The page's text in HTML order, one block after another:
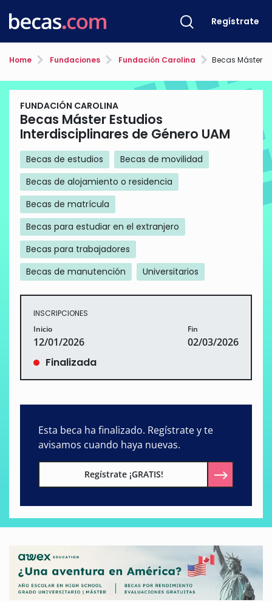
Regístrate
Home Fundaciones Fundación Carolina Becas Máster Estudios
FUNDACIÓN CAROLINA
Becas Máster Estudios
Interdisciplinares de Género UAM
Becas de estudios
Becas de movilidad
Becas de alojamiento o residencia
Becas de matrícula
Becas para estudiar en el extranjero
Becas para trabajadores
Becas de manutención
Universitarios
INSCRIPCIONES
Inicio
12/01/2026
Fin
02/03/2026
Finalizada
Esta beca ha finalizado. Regístrate y te
avisamos cuando haya nuevas.
Regístrate ¡GRATIS!